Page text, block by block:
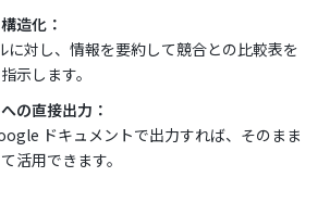
造化：
対し、情報を要約して競合との比較表を
示します。
の直接出力：
ドキュメントで出力すれば、そのまま
活用できます。